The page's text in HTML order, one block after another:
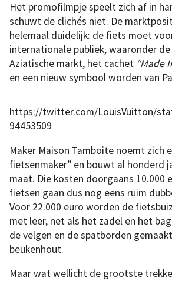
Het promofilmpje speelt zich af in
schuwt de clichés niet. De
helemaal duidelijk: de fiets moet
internationale publiek, waaronder
Aziatische markt, het cachet “Made
en een nieuw symbool worden van
https://twitter.com/LouisVuitton/
94453509
Maker Maison Tamboite noemt zich
fietsenmaker” en bouwt al honderd
maat. Die kosten doorgaans 10.000
fietsen gaan dus nog eens ruim
Voor 22.000 euro worden de
met leer, net als het zadel en het
de velgen en de spatborden
beukenhout.
Maar wat wellicht de grootste